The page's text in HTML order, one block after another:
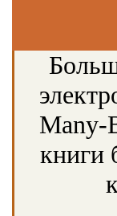
Many-
книги